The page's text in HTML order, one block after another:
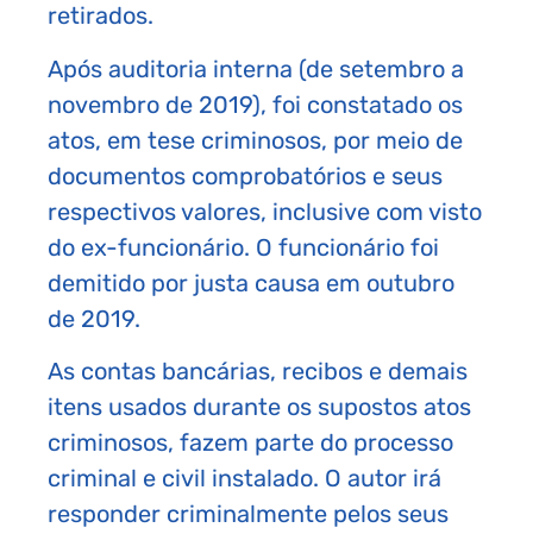
retirados.
Após auditoria interna (de setembro a
novembro de 2019), foi constatado os
atos, em tese criminosos, por meio de
documentos comprobatórios e seus
respectivos valores, inclusive com visto
do ex-funcionário. O funcionário foi
demitido por justa causa em outubro
de 2019.
As contas bancárias, recibos e demais
itens usados durante os supostos atos
criminosos, fazem parte do processo
criminal e civil instalado. O autor irá
responder criminalmente pelos seus